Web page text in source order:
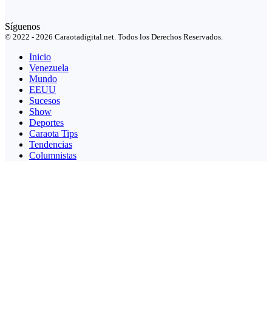
Síguenos
© 2022 - 2026 Caraotadigital.net. Todos los Derechos Reservados.
Inicio
Venezuela
Mundo
EEUU
Sucesos
Show
Deportes
Caraota Tips
Tendencias
Columnistas